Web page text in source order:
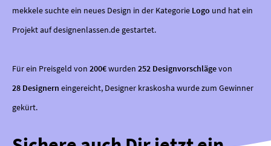
mekkele suchte ein neues Design in der Kategorie Logo und hat ein
Projekt auf designenlassen.de gestartet.
Für ein Preisgeld von 200€wurden 252 Designvorschlägevon
28 Designern eingereicht, Designer kraskosha wurde zum Gewinner
gekürt.